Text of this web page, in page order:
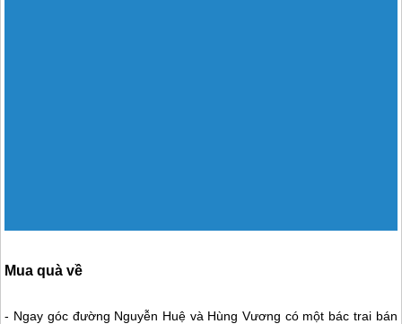
Mua quà về
- Ngay góc đường Nguyễn Huệ và Hùng Vương có một bác trai bán